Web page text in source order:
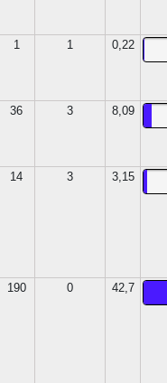
1 1 0,22
36 3 8,09
14 3 3,15
190 0 42,7